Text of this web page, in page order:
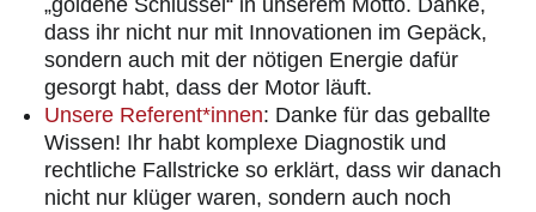
„goldene Schlüssel“ in unserem Motto. Danke,
dass ihr nicht nur mit Innovationen im Gepäck,
sondern auch mit der nötigen Energie dafür
gesorgt habt, dass der Motor läuft.
Unsere Referent*innen: Danke für das geballte
Wissen! Ihr habt komplexe Diagnostik und
rechtliche Fallstricke so erklärt, dass wir danach
nicht nur klüger waren, sondern auch noch